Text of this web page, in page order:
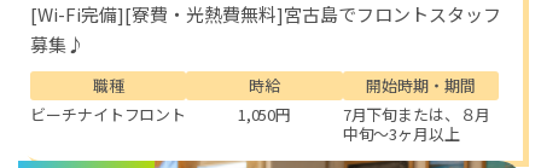
[Wi-Fi完備][寮費・光熱費無料]宮古島でフロントスタッフ
募集♪
職種
ビーチナイトフロント
時給
1,050円
開始時期・期間
7月下旬または、８月
中旬～3ヶ月以上